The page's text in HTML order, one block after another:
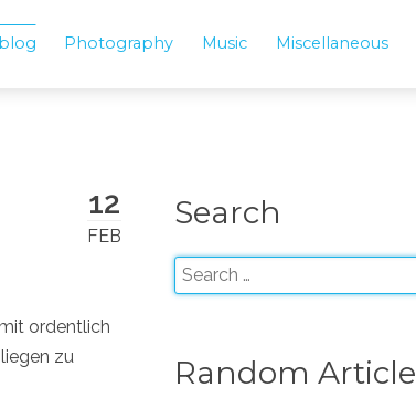
Photography Music Miscellaneous
12
FEB
ordentlich
zu
Search
Random Article